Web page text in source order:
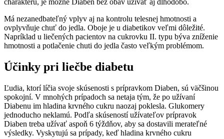
Má nezanedbateľný vplyv aj na kontrolu telesnej hmotnosti a
ovplyvňuje chuť do jedla. Oboje je u diabetikov veľmi dôležité.
Napríklad u liečených pacientov na cukrovku II. typu býva zníženie
hmotnosti a potlačenie chuti do jedla často veľkým problémom.
Účinky pri liečbe diabetu
Ľudia, ktorí líčia svoje skúsenosti s prípravkom Diaben, sú väčšinou
spokojní. V mnohých prípadoch sa netaja tým, že po užívaní
Diabenu im hladina krvného cukru naozaj poklesla. Glukomery
jednoducho neklamú. Podľa skúseností užívateľov prípravok
Diaben treba užívať aspoň 6 týždňov, aby sa dostavili merateľné
výsledky. Vyskytujú sa prípady, keď hladina krvného cukru